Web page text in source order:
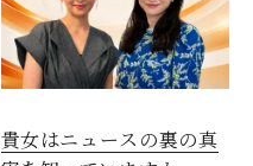
貴女はニュースの裏の真